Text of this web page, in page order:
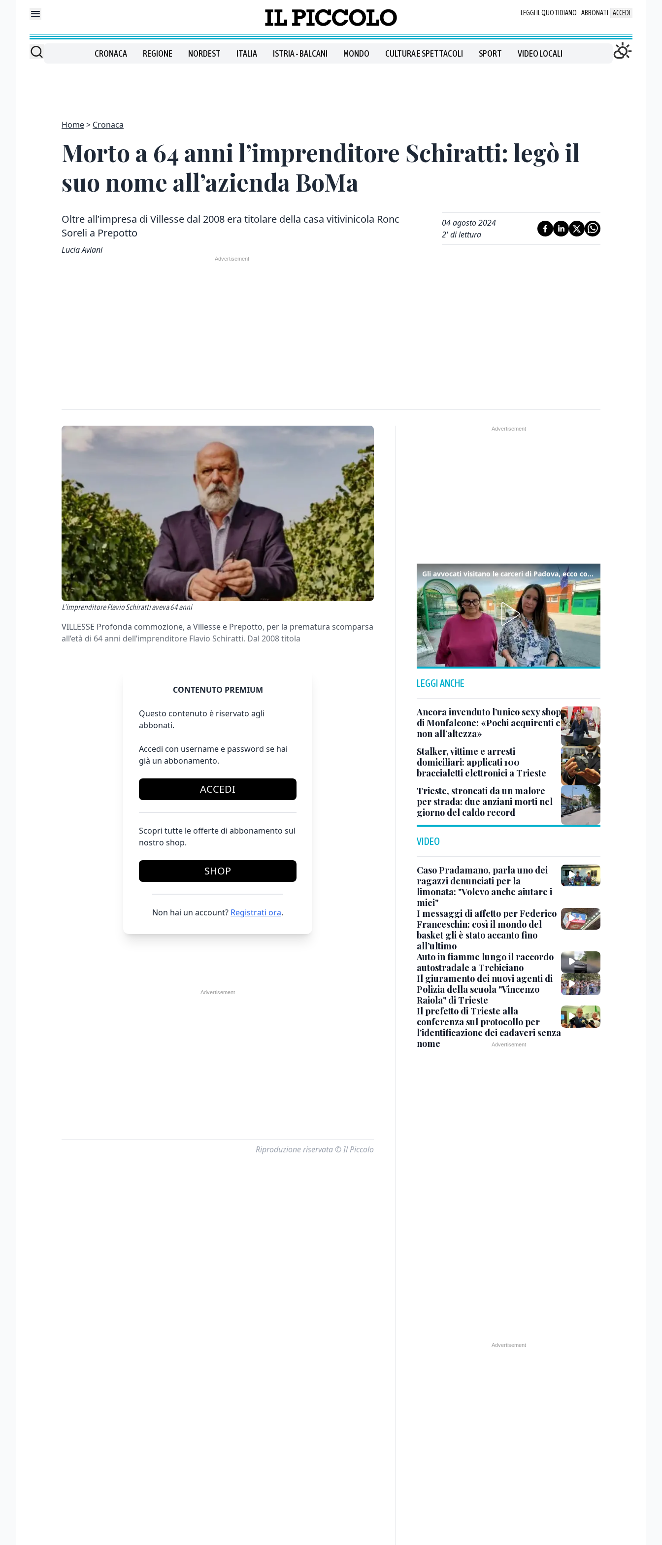
LEGGI IL QUOTIDIANO ABBONATI ACCEDI
CRONACA REGIONE NORDEST ITALIA ISTRIA - BALCANI MONDO CULTURA E SPETTACOLI SPORT VIDEO LOCALI
Home Cronaca
Morto a 64 anni l’imprenditore Schiratti: legò il
suo nome all’azienda BoMa
Oltre all’impresa di Villesse dal 2008 era titolare della casa vitivinicola Ronc
Soreli a Prepotto
Lucia Aviani
04 agosto 2024
2' di lettura
L’imprenditore Flavio Schiratti aveva 64 anni
VILLESSE Profonda commozione, a Villesse e Prepotto, per la prematura scomparsa
all’età di 64 anni dell’imprenditore Flavio Schiratti. Dal 2008 titola
CONTENUTO PREMIUM
Questo contenuto è riservato agli
abbonati.
Accedi con username e password se hai
già un abbonamento.
ACCEDI
Scopri tutte le offerte di abbonamento sul
nostro shop.
SHOP
Non hai un account? Registrati ora.
Riproduzione riservata © Il Piccolo
Gli avvocati visitano le carceri di Padova, ecco cosa hanno trovato
LEGGI ANCHE
Ancora invenduto l’unico sexy shop
di Monfalcone: «Pochi acquirenti e
non all’altezza»
Stalker, vittime e arresti
domiciliari: applicati 100
braccialetti elettronici a Trieste
Trieste, stroncati da un malore
per strada: due anziani morti nel
giorno del caldo record
VIDEO
Caso Pradamano, parla uno dei
ragazzi denunciati per la
limonata: "Volevo anche aiutare i
miei"
I messaggi di affetto per Federico
Franceschin: così il mondo del
basket gli è stato accanto fino
all’ultimo
Auto in fiamme lungo il raccordo
autostradale a Trebiciano
Il giuramento dei nuovi agenti di
Polizia della scuola "Vincenzo
Raiola" di Trieste
Il prefetto di Trieste alla
conferenza sul protocollo per
l'identificazione dei cadaveri senza
nome